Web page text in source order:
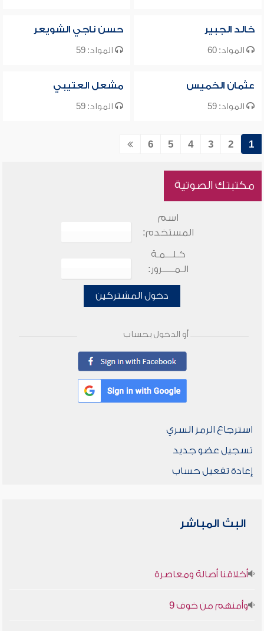
خالد الجبير
المواد: 60
حسن ناجي الشويعر
المواد: 59
عثمان الخميس
المواد: 59
مشعل العتيبي
المواد: 59
1
2
3
4
5
6
مكتبتك الصوتية
اسم
المستخدم:
كـلـــمـة
الـمـــــرور:
دخول المشتركين
أو الدخول بحساب
استرجاع الرمز السري
تسجيل عضو جديد
إعادة تفعيل حساب
البث المباشر
أخلاقنا أصالة ومعاصرة
وأمنهم من خوف 9